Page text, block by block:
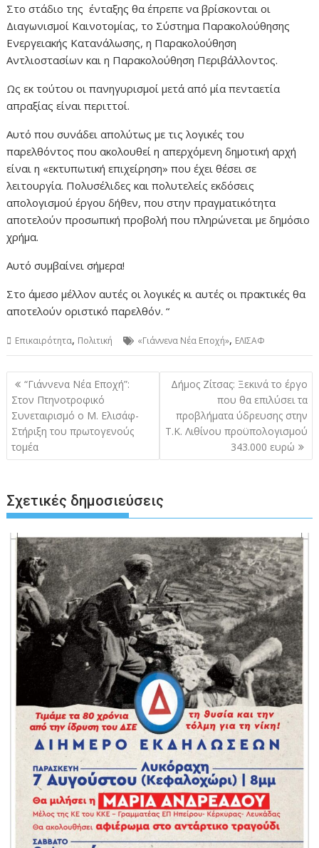
Στο στάδιο της ένταξης θα έπρεπε να βρίσκονται οι
Διαγωνισμοί Καινοτομίας, το Σύστημα Παρακολούθησης
Ενεργειακής Κατανάλωσης, η Παρακολούθηση
Αντλιοστασίων και η Παρακολούθηση Περιβάλλοντος.
Ως εκ τούτου οι πανηγυρισμοί μετά από μία πενταετία
απραξίας είναι περιττοί.
Αυτό που συνάδει απολύτως με τις λογικές του
παρελθόντος που ακολουθεί η απερχόμενη δημοτική αρχή
είναι η «εκτυπωτική επιχείρηση» που έχει θέσει σε
λειτουργία. Πολυσέλιδες και πολυτελείς εκδόσεις
απολογισμού έργου δήθεν, που στην πραγματικότητα
αποτελούν προσωπική προβολή που πληρώνεται με δημόσιο
χρήμα.
Αυτό συμβαίνει σήμερα!
Στο άμεσο μέλλον αυτές οι λογικές κι αυτές οι πρακτικές θα
αποτελούν οριστικό παρελθόν. “
Επικαιρότητα, Πολιτική «Γιάννενα Νέα Εποχή», ΕΛΙΣΑΦ
Πλοήγηση
άρθρων
“Γιάννενα Νέα Εποχή”:
Στον Πτηνοτροφικό
Συνεταιρισμό ο Μ. Ελισάφ-
Στήριξη του πρωτογενούς
τομέα
Δήμος Ζίτσας: Ξεκινά το έργο
που θα επιλύσει τα
προβλήματα ύδρευσης στην
Τ.Κ. Λιθίνου προϋπολογισμού
343.000 ευρώ
Σχετικές δημοσιεύσεις